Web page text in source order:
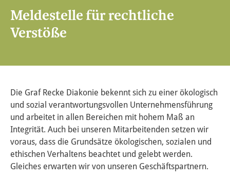
Meldestelle für rechtliche
Verstöße
Die Graf Recke Diakonie bekennt sich zu einer ökologisch
und sozial verantwortungsvollen Unternehmensführung
und arbeitet in allen Bereichen mit hohem Maß an
Integrität. Auch bei unseren Mitarbeitenden setzen wir
voraus, dass die Grundsätze ökologischen, sozialen und
ethischen Verhaltens beachtet und gelebt werden.
Gleiches erwarten wir von unseren Geschäftspartnern.
Öffnungs- & Schließzeiten
Verpflegung
Feste & Veranstaltungen
Räumlichkeiten
Außengelände
Kita-Leben
Religionspädagogik
Karriereportal
Newsportal